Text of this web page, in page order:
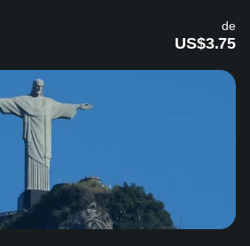
de
US$3.75